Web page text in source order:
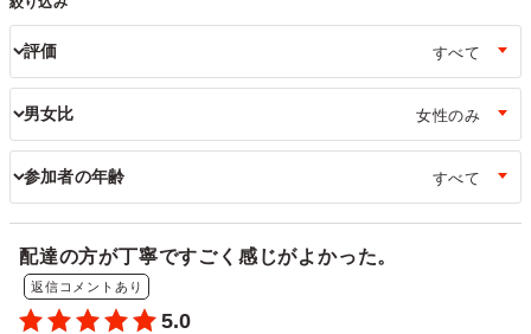
評価
男女比
参加者の年齢
配達の方が丁寧ですごく感じがよかった。
返信コメントあり
5.0